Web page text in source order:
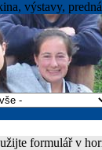
výstavy,
formulář v